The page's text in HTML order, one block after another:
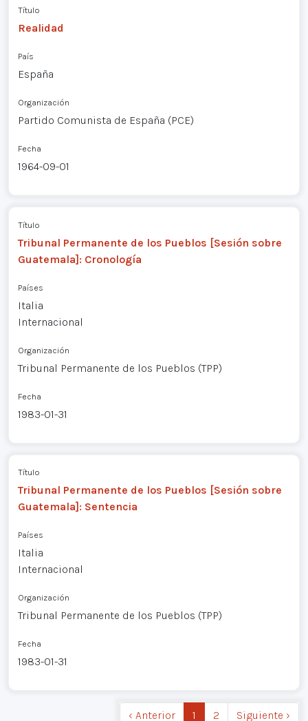
Título
Realidad
País
España
Organización
Partido Comunista de España (PCE)
Fecha
1964-09-01
Título
Tribunal Permanente de los Pueblos [Sesión sobre
Guatemala]: Cronología
Países
Italia
Internacional
Organización
Tribunal Permanente de los Pueblos (TPP)
Fecha
1983-01-31
Título
Tribunal Permanente de los Pueblos [Sesión sobre
Guatemala]: Sentencia
Países
Italia
Internacional
Organización
Tribunal Permanente de los Pueblos (TPP)
Fecha
1983-01-31
‹ Anterior 1 2 Siguiente ›